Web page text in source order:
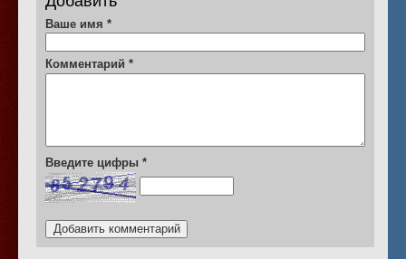
Ваше имя *
Комментарий *
Введите цифры *